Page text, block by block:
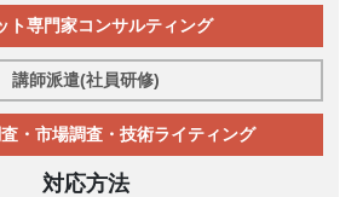
ト専門家コンサルティング
講師派遣(社員研修)
・市場調査・技術ライティング
対応方法